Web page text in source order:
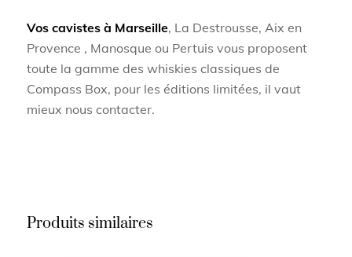
Vos cavistes à Marseille, La Destrousse, Aix en
Provence , Manosque ou Pertuis vous proposent
toute la gamme des whiskies classiques de
Compass Box, pour les éditions limitées, il vaut
mieux nous contacter.
Produits similaires